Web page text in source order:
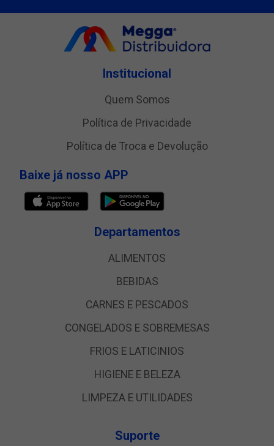
Institucional
Quem Somos
Política de Privacidade
Política de Troca e Devolução
Baixe já nosso APP
Departamentos
ALIMENTOS
BEBIDAS
CARNES E PESCADOS
CONGELADOS E SOBREMESAS
FRIOS E LATICINIOS
HIGIENE E BELEZA
LIMPEZA E UTILIDADES
Suporte